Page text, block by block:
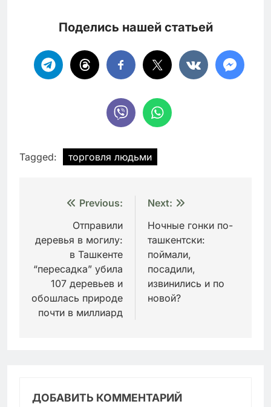
Поделись нашей статьей
Tagged: торговля людьми
Навигация
записям
Previous:
Отправили
деревья в могилу:
в Ташкенте
“пересадка” убила
107 деревьев и
обошлась природе
почти в миллиард
Next:
Ночные гонки по-
ташкентски:
поймали,
посадили,
извинились и по
новой?
ДОБАВИТЬ КОММЕНТАРИЙ